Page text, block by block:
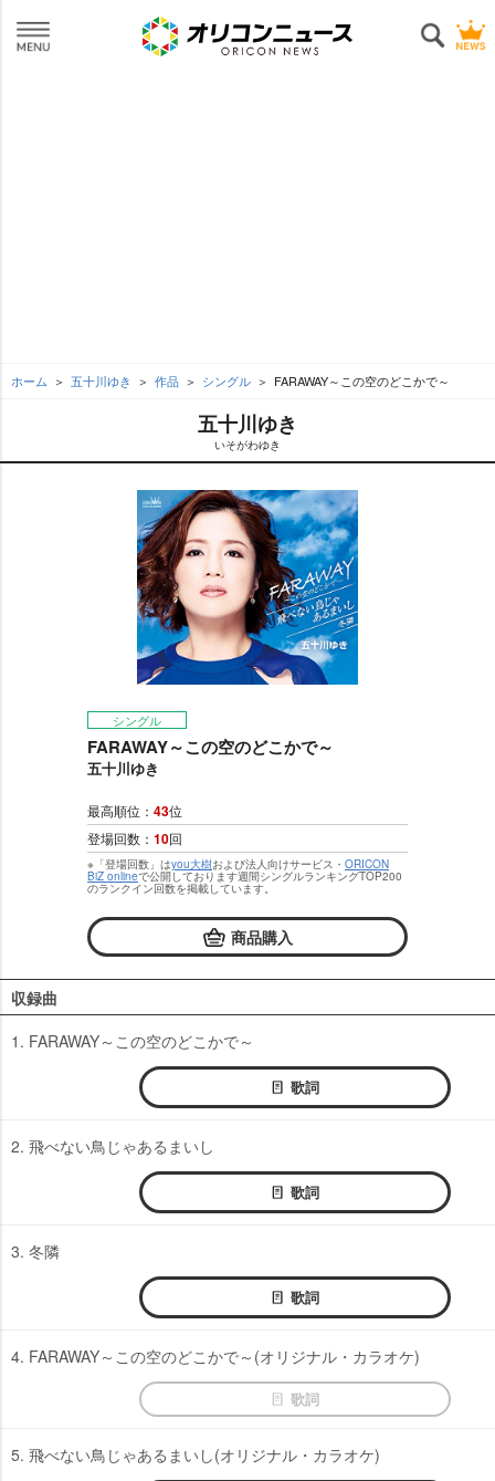
ホーム 五十川ゆき 作品 シングル FARAWAY～この空のどこかで～
五十川ゆき
いそがわゆき
シングル
FARAWAY～この空のどこかで～
五十川ゆき
最高順位： 43位
登場回数： 10回
※「登場回数」はyou大樹および法人向けサービス・ ORICON
BiZ onlineで公開しております週間シングルランキングTOP200
のランクイン回数を掲載しています。
商品購入
収録曲
1. FARAWAY～この空のどこかで～
歌詞
2. 飛べない鳥じゃあるまいし
歌詞
3. 冬隣
歌詞
4. FARAWAY～この空のどこかで～(オリジナル・カラオケ)
歌詞
5. 飛べない鳥じゃあるまいし(オリジナル・カラオケ)